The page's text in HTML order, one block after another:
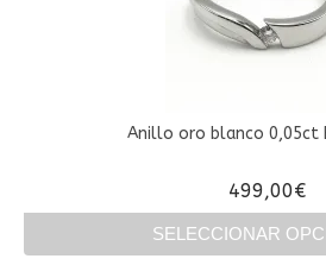
Anillo oro blanco 0,05ct
499,00€
SELECCIONAR